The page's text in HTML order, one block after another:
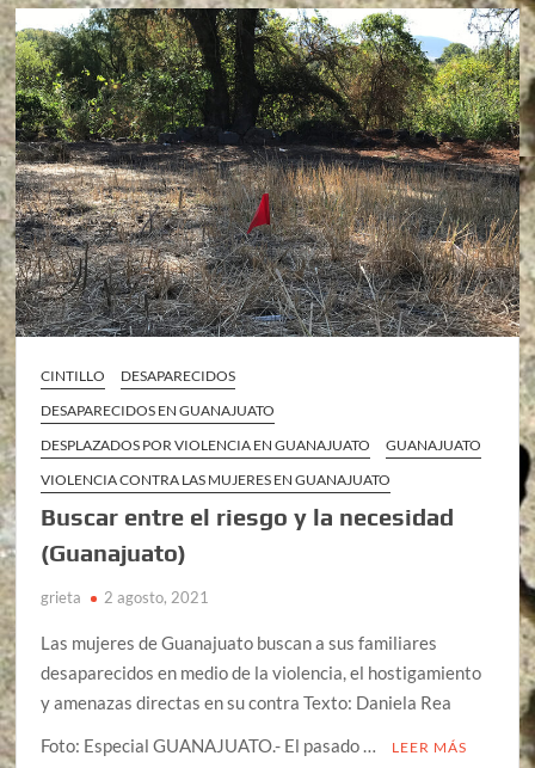
CINTILLO
DESAPARECIDOS
DESAPARECIDOS EN GUANAJUATO
DESPLAZADOS POR VIOLENCIA EN GUANAJUATO
GUANAJUATO
VIOLENCIA CONTRA LAS MUJERES EN GUANAJUATO
Buscar entre el riesgo y la necesidad
(Guanajuato)
grieta 2 agosto, 2021
Las mujeres de Guanajuato buscan a sus familiares
desaparecidos en medio de la violencia, el hostigamiento
y amenazas directas en su contra Texto: Daniela Rea
Foto: Especial GUANAJUATO.- El pasado …
LEER MÁS